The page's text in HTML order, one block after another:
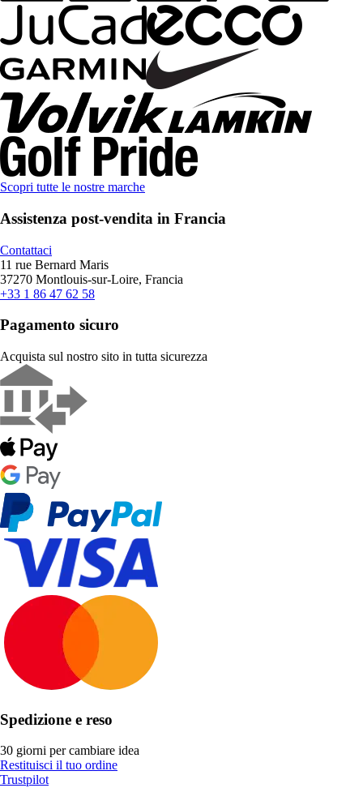
Scopri tutte le nostre marche
Assistenza post-vendita in Francia
Contattaci
11 rue Bernard Maris
37270 Montlouis-sur-Loire, Francia
+33 1 86 47 62 58
Pagamento sicuro
Acquista sul nostro sito in tutta sicurezza
Spedizione e reso
30 giorni per cambiare idea
Restituisci il tuo ordine
Trustpilot